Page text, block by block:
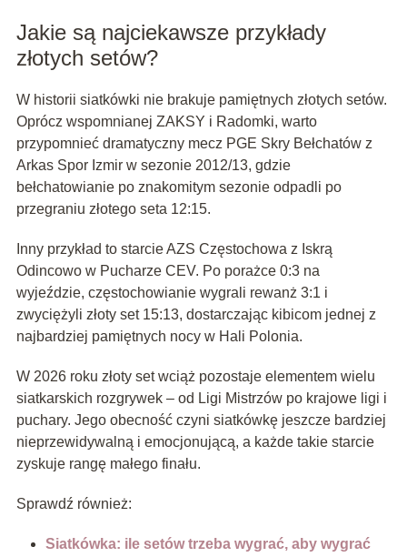
Jakie są najciekawsze przykłady
złotych setów?
W historii siatkówki nie brakuje pamiętnych złotych setów.
Oprócz wspomnianej ZAKSY i Radomki, warto
przypomnieć dramatyczny mecz PGE Skry Bełchatów z
Arkas Spor Izmir w sezonie 2012/13, gdzie
bełchatowianie po znakomitym sezonie odpadli po
przegraniu złotego seta 12:15.
Inny przykład to starcie AZS Częstochowa z Iskrą
Odincowo w Pucharze CEV. Po porażce 0:3 na
wyjeździe, częstochowianie wygrali rewanż 3:1 i
zwyciężyli złoty set 15:13, dostarczając kibicom jednej z
najbardziej pamiętnych nocy w Hali Polonia.
W 2026 roku złoty set wciąż pozostaje elementem wielu
siatkarskich rozgrywek – od Ligi Mistrzów po krajowe ligi i
puchary. Jego obecność czyni siatkówkę jeszcze bardziej
nieprzewidywalną i emocjonującą, a każde takie starcie
zyskuje rangę małego finału.
Sprawdź również:
Siatkówka: ile setów trzeba wygrać, aby wygrać